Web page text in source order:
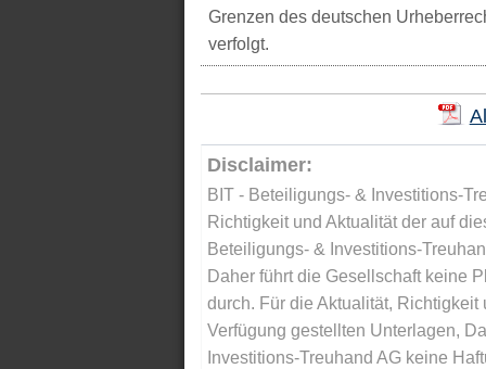
Grenzen des deutschen
verfolgt.
Disclaimer:
BIT - Beteiligungs- & Investitions-
Richtigkeit und Aktualität der auf
Beteiligungs- & Investitions-
Daher führt die Gesellschaft keine
durch. Für die Aktualität,
Verfügung gestellten Unterlagen,
Investitions-Treuhand AG keine